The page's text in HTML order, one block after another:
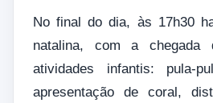
No final do dia, às 17h30
natalina, com a
atividades infantis: pula-
apresentação de coral,